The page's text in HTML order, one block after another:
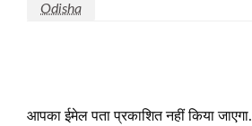
Odisha
आपका ईमेल पता प्रकाशित नहीं किया जाएगा.